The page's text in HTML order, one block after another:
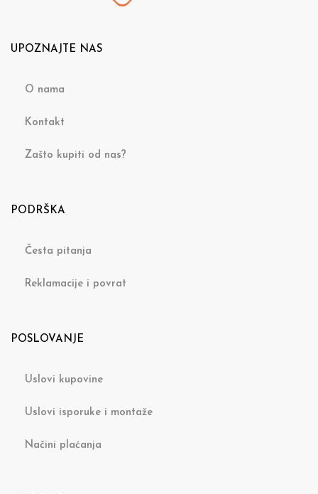
UPOZNAJTE NAS
O nama
Kontakt
Zašto kupiti od nas?
PODRŠKA
Česta pitanja
Reklamacije i povrat
POSLOVANJE
Uslovi kupovine
Uslovi isporuke i montaže
Načini plaćanja